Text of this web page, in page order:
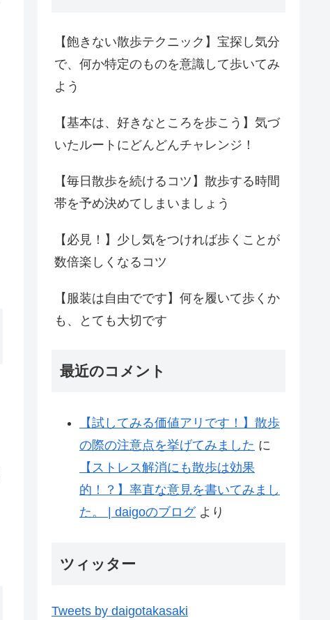
【飽きない散歩テクニック】宝探し気分
で、何か特定のものを意識して歩いてみ
よう
【基本は、好きなところを歩こう】気づ
いたルートにどんどんチャレンジ！
【毎日散歩を続けるコツ】散歩する時間
帯を予め決めてしまいましょう
【必見！】少し気をつければ歩くことが
数倍楽しくなるコツ
【服装は自由でです】何を履いて歩くか
も、とても大切です
最近のコメント
【試してみる価値アリです！】散歩
の際の注意点を挙げてみました に
【ストレス解消にも散歩は効果
的！？】率直な意見を書いてみまし
た。 | daigoのブログより
ツィッター
Tweets by daigotakasaki